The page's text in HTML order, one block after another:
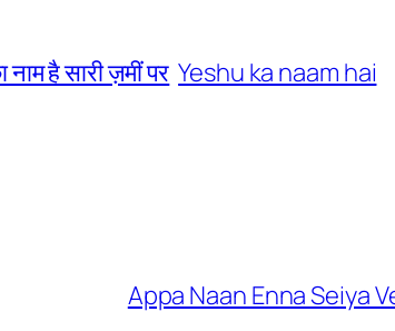
है सारी ज़मीं पर Yeshu ka naam hai
Appa Naan Enna